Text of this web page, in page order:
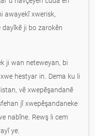
awayekî xwerisk,
ji bo zarokên
ji wan neteweyan, bi
hestyar in. Dema ku li
vê xwepêşandanê
jî xwepêşandaneke
nabîne. Rewş li cem
ye.